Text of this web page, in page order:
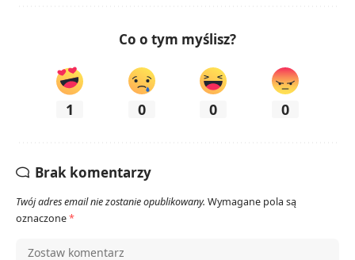
Co o tym myślisz?
1 0 0 0
Brak komentarzy
Twój adres email nie zostanie opublikowany. Wymagane pola są
oznaczone*